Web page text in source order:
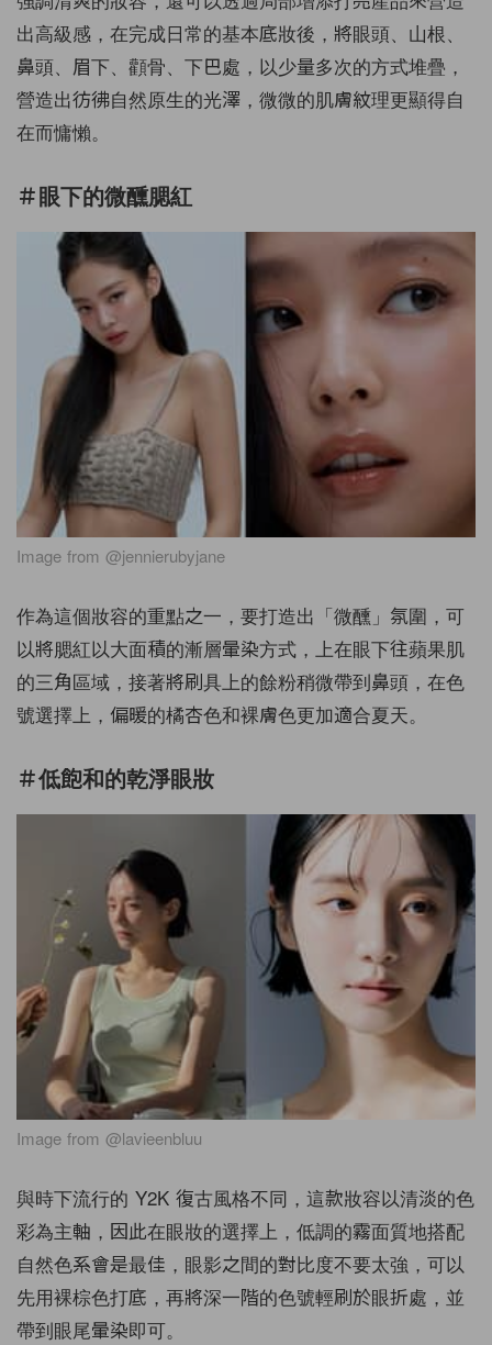
出高級感，在完成日常的基本底妝後，將眼頭、山根、
鼻頭、眉下、顴骨、下巴處，以少量多次的方式堆疊，
營造出彷彿自然原生的光澤，微微的肌膚紋理更顯得自
在而慵懶。
＃眼下的微醺腮紅
Image from @jennierubyjane
作為這個妝容的重點之一，要打造出「微醺」氛圍，可
以將腮紅以大面積的漸層暈染方式，上在眼下往蘋果肌
的三角區域，接著將刷具上的餘粉稍微帶到鼻頭，在色
號選擇上，偏暖的橘杏色和裸膚色更加適合夏天。
＃低飽和的乾淨眼妝
Image from @lavieenbluu
與時下流行的 Y2K 復古風格不同，這款妝容以清淡的色
彩為主軸，因此在眼妝的選擇上，低調的霧面質地搭配
自然色系會是最佳，眼影之間的對比度不要太強，可以
先用裸棕色打底，再將深一階的色號輕刷於眼折處，並
帶到眼尾暈染即可。